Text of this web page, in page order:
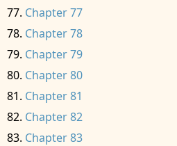
Chapter 77
Chapter 78
Chapter 79
Chapter 80
Chapter 81
Chapter 82
Chapter 83